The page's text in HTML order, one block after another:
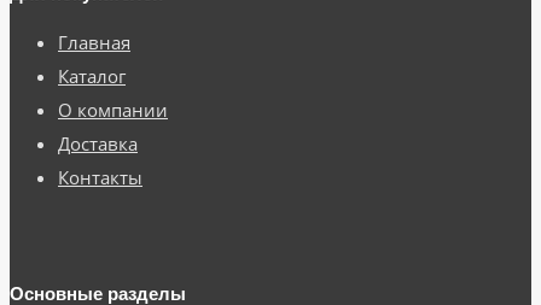
Главная
Каталог
О компании
Доставка
Контакты
Основные разделы